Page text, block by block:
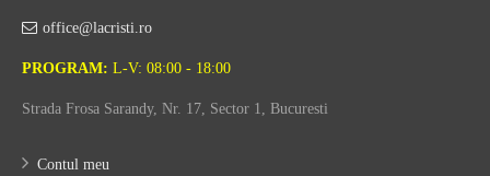
office@lacristi.ro
PROGRAM: L-V: 08:00 - 18:00
Strada Frosa Sarandy, Nr. 17, Sector 1, Bucuresti
Contul meu